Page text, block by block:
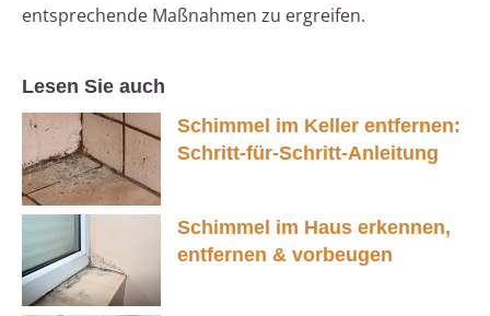
entsprechende Maßnahmen zu ergreifen.
Lesen Sie auch
Schimmel im Keller entfernen:
Schritt-für-Schritt-Anleitung
Schimmel im Haus erkennen,
entfernen & vorbeugen